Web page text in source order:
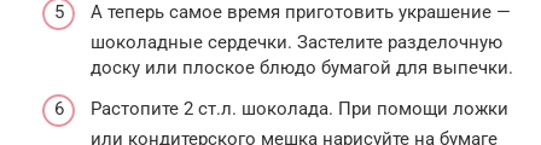
А теперь самое время приготовить украшение —
шоколадные сердечки. Застелите разделочную
доску или плоское блюдо бумагой для выпечки.
Растопите 2 ст.л. шоколада. При помощи ложки
или кондитерского мешка нарисуйте на бумаге